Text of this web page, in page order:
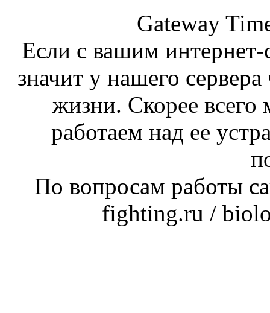
Gateway
Если с вашим интернет-
значит у нашего
жизни. Скорее
работаем над ее
По вопросам работы
fighting.ru /